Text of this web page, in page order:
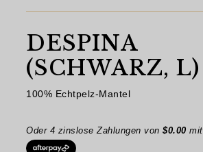
DESPINA
(SCHWARZ, L)
100% Echtpelz-Mantel
Oder 4 zinslose Zahlungen von $0.00 mit